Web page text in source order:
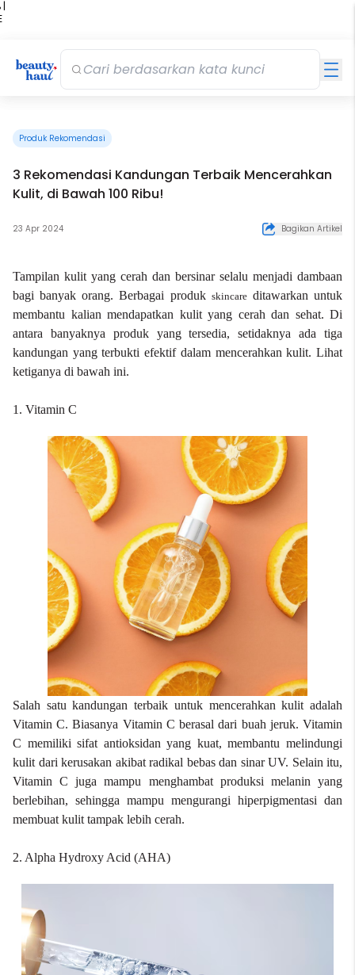
|
Produk Rekomendasi
3 Rekomendasi Kandungan Terbaik Mencerahkan
Kulit, di Bawah 100 Ribu!
23 Apr 2024 Bagikan Artikel
Tampilan kulit yang cerah dan bersinar selalu menjadi dambaan
bagi banyak orang. Berbagai produk skincareditawarkan untuk
membantu kalian mendapatkan kulit yang cerah dan sehat. Di
antara banyaknya produk yang tersedia, setidaknya ada tiga
kandungan yang terbukti efektif dalam mencerahkan kulit. Lihat
ketiganya di bawah ini.
1. Vitamin C
Salah satu kandungan terbaik untuk mencerahkan kulit adalah
Vitamin C. Biasanya Vitamin C berasal dari buah jeruk. Vitamin
C memiliki sifat antioksidan yang kuat, membantu melindungi
kulit dari kerusakan akibat radikal bebas dan sinar UV. Selain itu,
Vitamin C juga mampu menghambat produksi melanin yang
berlebihan, sehingga mampu mengurangi hiperpigmentasi dan
membuat kulit tampak lebih cerah.
2. Alpha Hydroxy Acid (AHA)